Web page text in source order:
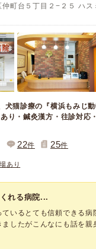
町台５丁目２−２５ ハス
犬猫診療の『横浜もみじ
り・鍼灸漢方・往診対応
22件 25件
あり
れる病院...
ているとても信頼できる病
ましたがこんなにも話を親